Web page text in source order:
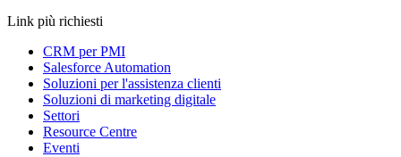
Link più richiesti
CRM per PMI
Salesforce Automation
Soluzioni per l'assistenza clienti
Soluzioni di marketing digitale
Settori
Resource Centre
Eventi